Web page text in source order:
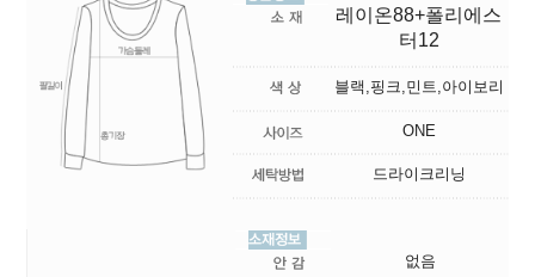
레이온88+폴리에스
터12
블랙,핑크,민트,아이보리
ONE
드라이크리닝
없음